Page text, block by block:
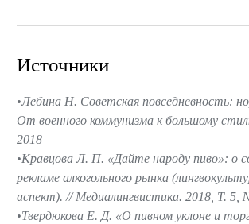
Источники
Лебина Н. Советская повседневность:
От военного коммунизма к большому
2018
Кравцова Л. П. «Дайте народу пиво»: о
рекламе алкогольного рынка
аспект). // Медиалингвистика. 2018, Т. 5,
Твердюкова Е. Д. «О пивном уклоне и